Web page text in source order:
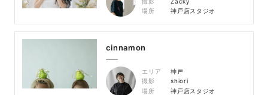
場所
神戸店スタジオ
cinnamon
エリア
神戸
撮影
shiori
場所
神戸店スタジオ